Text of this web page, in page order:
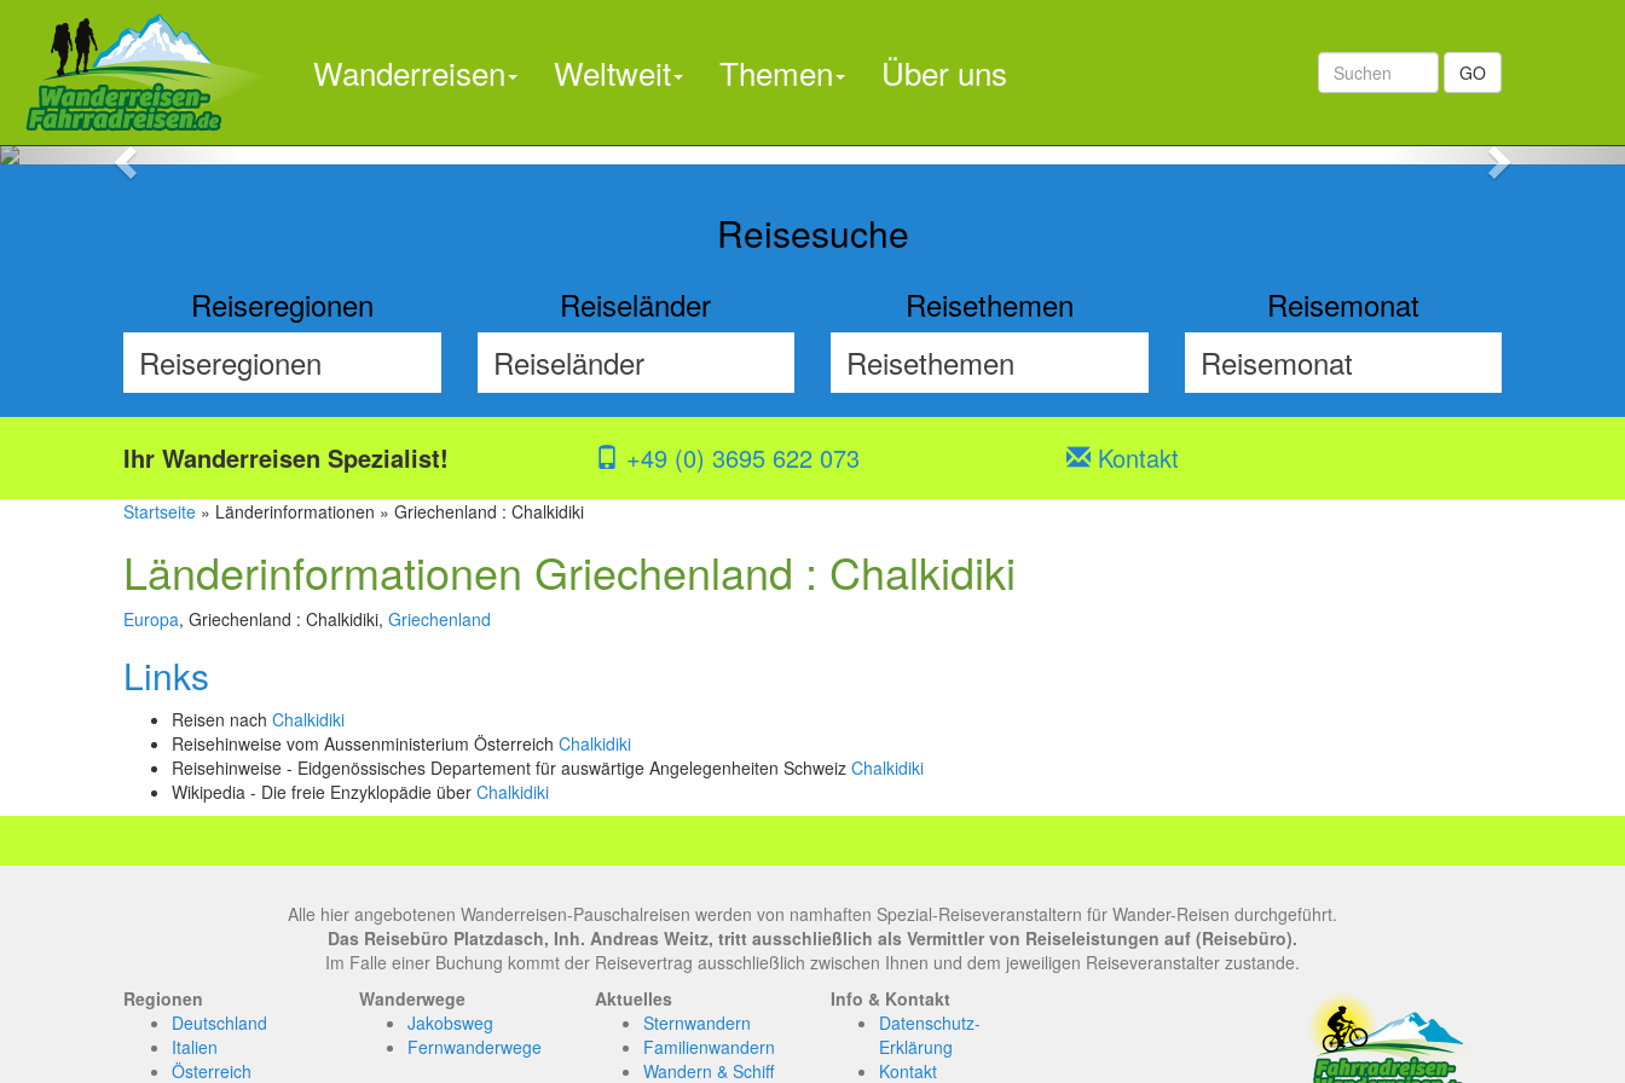

Previous Next
GO
Wanderreisen Weltweit Themen Über uns
Reisesuche
Reiseregionen Reiseländer Reisethemen Reisemonat
Ihr Wanderreisen Spezialist! +49 (0) 3695 622 073 Kontakt
Startseite » Länderinformationen » Griechenland : Chalkidiki
Länderinformationen Griechenland : Chalkidiki
Europa, Griechenland : Chalkidiki, Griechenland
Links
Reisen nach Chalkidiki
Reisehinweise vom Aussenministerium Österreich Chalkidiki
Reisehinweise - Eidgenössisches Departement für auswärtige Angelegenheiten Schweiz Chalkidiki
Wikipedia - Die freie Enzyklopädie über Chalkidiki
Alle hier angebotenen Wanderreisen-Pauschalreisen werden von namhaften Spezial-Reiseveranstaltern für Wander-Reisen durchgeführt.
Das Reisebüro Platzdasch, Inh. Andreas Weitz, tritt ausschließlich als Vermittler von Reiseleistungen auf (Reisebüro).
Im Falle einer Buchung kommt der Reisevertrag ausschließlich zwischen Ihnen und dem jeweiligen Reiseveranstalter zustande.
Regionen
Deutschland
Italien
Österreich
Wanderwege
Jakobsweg
Fernwanderwege
Aktuelles
Sternwandern
Familienwandern
Wandern & Schiff
Info & Kontakt
Datenschutz-
Erklärung
Kontakt